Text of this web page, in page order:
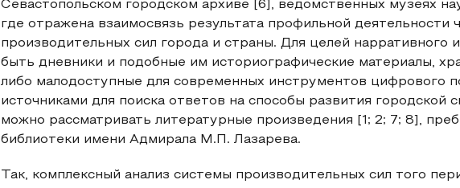
Севастопольском городском архиве [6], ведомственных музеях
где отражена взаимосвязь результата профильной деятельности
производительных сил города и страны. Для целей нарративного
быть дневники и подобные им историографические материалы,
либо малодоступные для современных инструментов цифрового
источниками для поиска ответов на способы развития городской
можно рассматривать литературные произведения [1; 2; 7; 8],
библиотеки имени Адмирала М.П. Лазарева.
Так, комплексный анализ системы производительных сил того